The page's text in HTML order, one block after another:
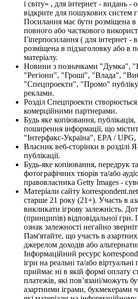
і світу» , для інтернет - видань -
відкрите для пошукових систем
Посилання має бути розміщена в
повного або часткового
Гіперпосилання ( для інтернет -
розміщена в підзаголовку або в
матеріалу.
Новини з позначками "Думка",
"Регіони", "Гроші", "Влада",
"Спецпроекти", "Промо"
реклами.
Розділ Спецпроекти створюється
комерційними партнерами.
Будь яке копіювання,
поширення інформації, що
"Інтерфакс-Україна", EPA / UPG,
Власник веб-сторінки в розділі
публікації.
Будь-яке копіювання, передрук
фотографічних творів та/або
правовласника Getty Images -
Матеріали сайту
старше 21 року (21+). Участь в
викликати ігрову залежність.
(принципів) відповідальної
ознак залежності негайно
Пам'ятайте, що участь в
джерелом доходів або
Інформаційний ресурс
ігри на реальні та/або
приймає ні в якій формі оплату
платежів, які пов’язані/можуть
азартними іграми, букмекерами